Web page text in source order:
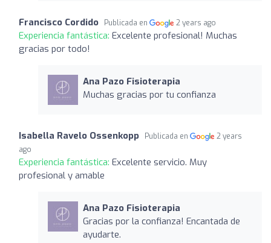
Francisco Cordido Publicada en 2 years ago
Experiencia fantástica: Excelente profesional! Muchas
gracias por todo!
Ana Pazo Fisioterapia
Muchas gracias por tu confianza
Isabella Ravelo Ossenkopp Publicada en
2 years
ago
Experiencia fantástica: Excelente servicio. Muy
profesional y amable
Ana Pazo Fisioterapia
Gracias por la confianza! Encantada de
ayudarte.